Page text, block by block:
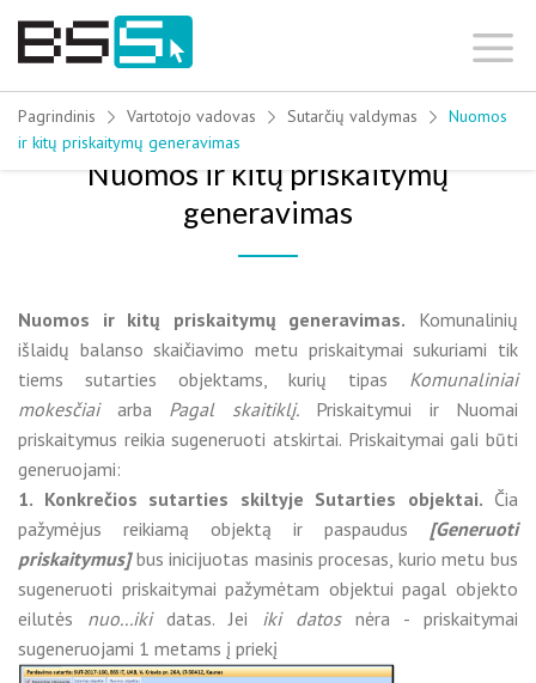
Skip
Pagrindinis Vartotojo vadovas Sutarčių valdymas
Nuomos
ir kitų priskaitymų generavimas
Nuomos ir kitų priskaitymų
generavimas
Nuomos ir kitų priskaitymų generavimas. Komunalinių
išlaidų balanso skaičiavimo metu priskaitymai sukuriami tik
tiems sutarties objektams, kurių tipas Komunaliniai
mokesčiaiarba Pagal skaitiklį.Priskaitymui ir Nuomai
priskaitymus reikia sugeneruoti atskirtai. Priskaitymai gali būti
generuojami:
1. Konkrečios sutarties skiltyje Sutarties objektai. Čia
pažymėjus reikiamą objektą ir paspaudus [Generuoti
priskaitymus]bus inicijuotas masinis procesas, kurio metu bus
sugeneruoti priskaitymai pažymėtam objektui pagal objekto
eilutės nuo...ikidatas. Jei iki datosnėra - priskaitymai
sugeneruojami 1 metams į priekį